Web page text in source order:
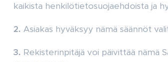
kaikista henkilötietosuojaehdoista ja
2. Asiakas hyväksyy nämä säännöt
3. Rekisterinpitäjä voi päivittää nämä